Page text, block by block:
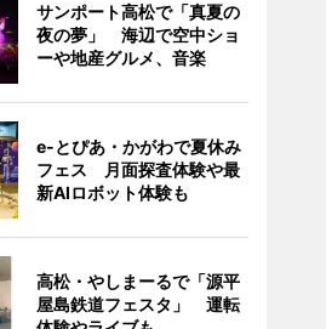
サンポート高松で「真夏の
夜の夢」 海辺で空中ショ
ーや地産グルメ、音楽
e-とぴあ・かがわで夏休み
フェス 月面探査体験や最
新AIロボット体験も
高松・やしまーるで「源平
屋島鉄道フェスタ」 運転